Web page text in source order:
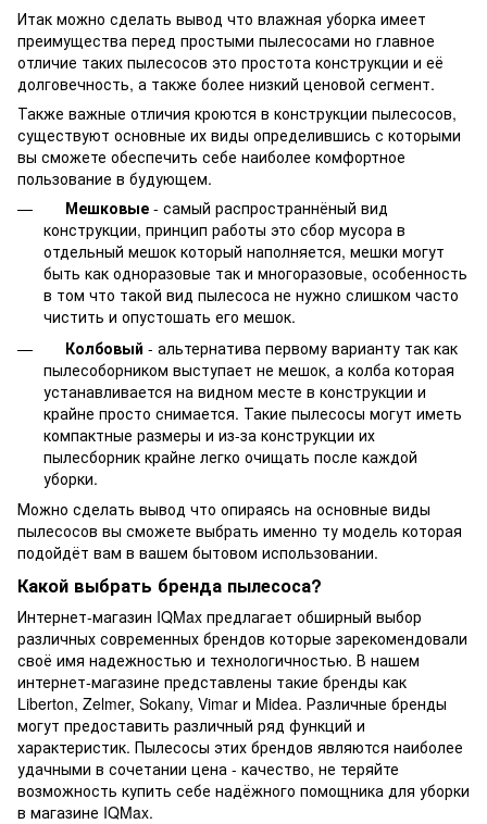
Итак можно сделать вывод что влажная уборка имеет
преимущества перед простыми пылесосами но главное
отличие таких пылесосов это простота конструкции и её
долговечность, а также более низкий ценовой сегмент.
Также важные отличия кроются в конструкции пылесосов,
существуют основные их виды определившись с которыми
вы сможете обеспечить себе наиболее комфортное
пользование в будующем.
Мешковые - самый распространнёный вид
конструкции, принцип работы это сбор мусора в
отдельный мешок который наполняется, мешки могут
быть как одноразовые так и многоразовые, особенность
в том что такой вид пылесоса не нужно слишком часто
чистить и опустошать его мешок.
Колбовый - альтернатива первому варианту так как
пылесоборником выступает не мешок, а колба которая
устанавливается на видном месте в конструкции и
крайне просто снимается. Такие пылесосы могут иметь
компактные размеры и из-за конструкции их
пылесборник крайне легко очищать после каждой
уборки.
Можно сделать вывод что опираясь на основные виды
пылесосов вы сможете выбрать именно ту модель которая
подойдёт вам в вашем бытовом использовании.
Какой выбрать бренда пылесоса?
Интернет-магазин IQMax предлагает обширный выбор
различных современных брендов которые зарекомендовали
своё имя надежностью и технологичностью. В нашем
интернет-магазине представлены такие бренды как
Liberton, Zelmer, Sokany, Vimar и Midea. Различные бренды
могут предоставить различный ряд функций и
характеристик. Пылесосы этих брендов являются наиболее
удачными в сочетании цена - качество, не теряйте
возможность купить себе надёжного помощника для уборки
в магазине IQMax.